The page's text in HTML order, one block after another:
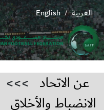
English / العربية
عن الاتحاد >>>
الانضباط والأخلاق